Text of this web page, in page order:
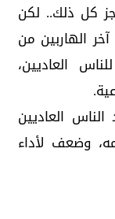
كل ذلك.. لكن
الهاربين من
العاديين،
العاديين
وضعف لأداء